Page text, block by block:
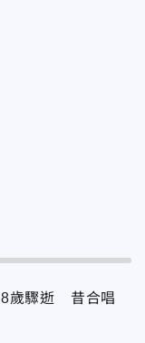
歲驟逝 昔合唱